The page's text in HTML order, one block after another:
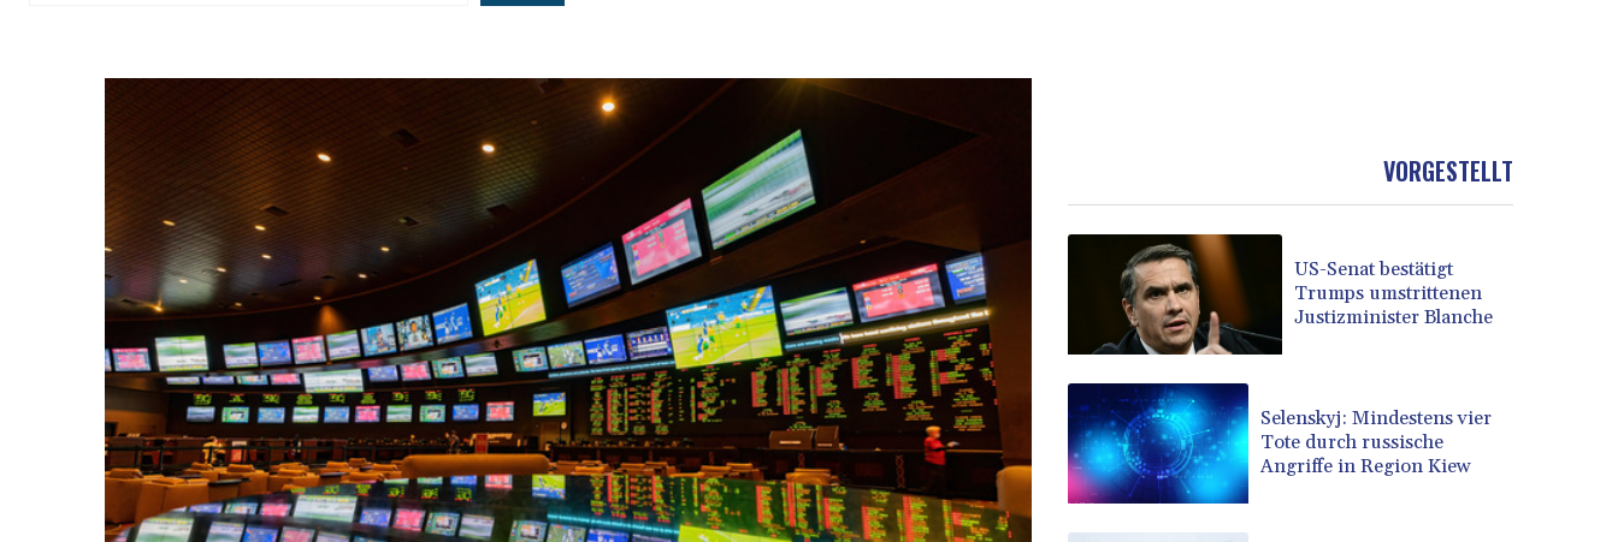
VORGESTELLT
US-Senat bestätigt
Trumps umstrittenen
Justizminister Blanche
Selenskyj: Mindestens vier
Tote durch russische
Angriffe in Region Kiew